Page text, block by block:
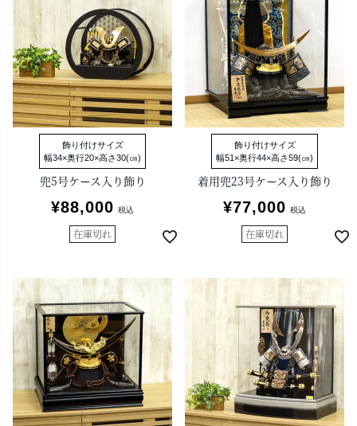
飾り付けサイズ
幅34×奥行20×高さ30(㎝)
兜5号ケース入り飾り
¥88,000 税込
在庫切れ
飾り付けサイズ
幅51×奥行44×高さ59(㎝)
着用兜23号ケース入り飾り
¥77,000 税込
在庫切れ